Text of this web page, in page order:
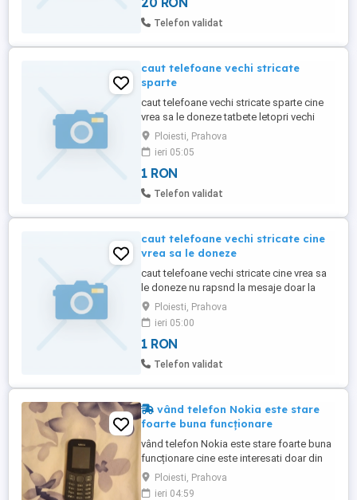
Telefon validat
caut telefoane vechi stricate
sparte
caut telefoane vechi stricate sparte cine
vrea sa le doneze tatbete letopri vechi
stricate sunt din Ploiești nu răspund la
telefon
Ploiesti, Prahova
ieri 05:05
1 RON
Telefon validat
caut telefoane vechi stricate cine
vrea sa le doneze
caut telefoane vechi stricate cine vrea sa
le doneze nu rapsnd la mesaje doar la
telefonPloiesti, Prahova
ieri 05:00
1 RON
Telefon validat
vând telefon Nokia este stare
foarte buna funcționare
vând telefon Nokia este stare foarte buna
funcționare cine este interesati doar din
Ploiesti nu rapsnd la mesaje doar la
telefon
Ploiesti, Prahova
ieri 04:59